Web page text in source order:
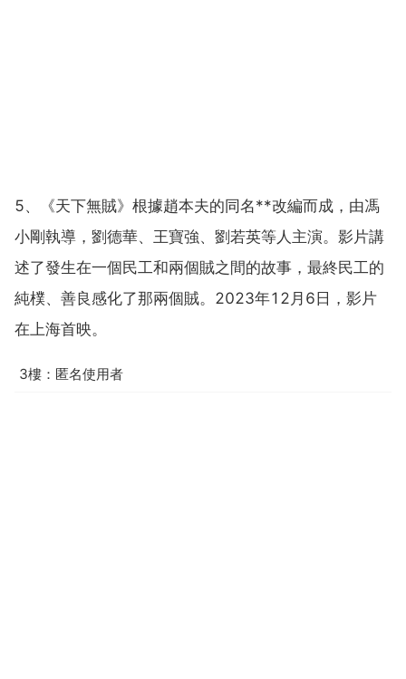
5、《天下無賊》根據趙本夫的同名**改編而成，由馮
小剛執導，劉德華、王寶強、劉若英等人主演。影片講
述了發生在一個民工和兩個賊之間的故事，最終民工的
純樸、善良感化了那兩個賊。2023年12月6日，影片
在上海首映。
3樓：匿名使用者